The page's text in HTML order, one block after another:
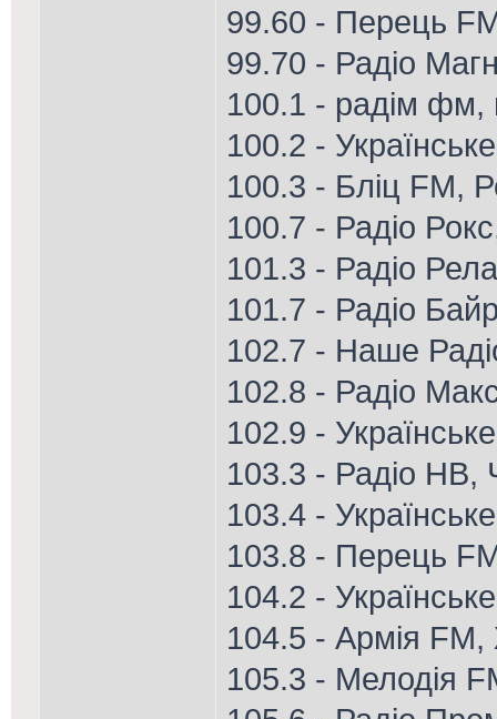
99.60 - Перець
99.70 - Радіо
100.1 - радім фм,
100.2 -
100.3 - Бліц FM,
100.7 - Радіо
101.3 - Радіо
101.7 - Радіо
102.7 - Наше
102.8 - Радіо
102.9 - Українське
103.3 - Радіо НВ,
103.4 -
103.8 - Перець
104.2 -
104.5 - Армія
105.3 - Мелодія